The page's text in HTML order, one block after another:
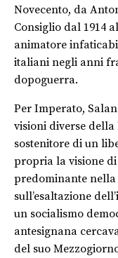
Novecento, da
Consiglio dal 1914
animatore
italiani negli anni
dopoguerra.
Per Imperato,
visioni diverse
sostenitore di un
propria la visione
predominante nella
sull’esaltazione
un socialismo
antesignana
del suo